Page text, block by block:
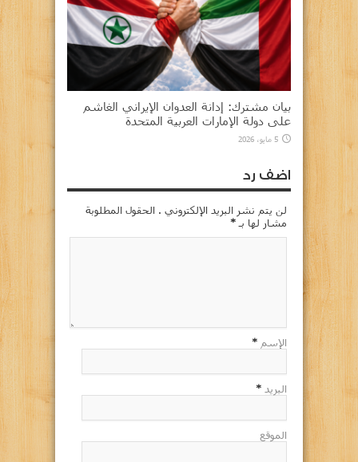
بيان مشترك: إدانة العدوان الإيراني الغاشم
على دولة الإمارات العربية المتحدة
5 مايو، 2026
اضف رد
لن يتم نشر البريد الإلكتروني . الحقول المطلوبة
مشار لها بـ *
الإسم *
البريد *
الموقع